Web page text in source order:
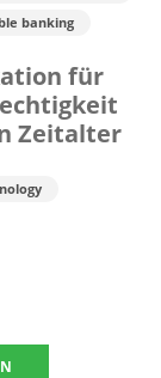
banking
für
Zeitalter